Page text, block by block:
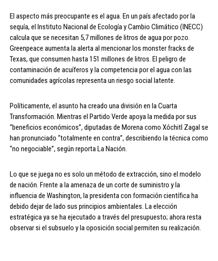
El aspecto más preocupante es el agua. En un país afectado por la
sequía, el Instituto Nacional de Ecología y Cambio Climático (INECC)
calcula que se necesitan 5,7 millones de litros de agua por pozo.
Greenpeace aumenta la alerta al mencionar los monster fracks de
Texas, que consumen hasta 151 millones de litros. El peligro de
contaminación de acuíferos y la competencia por el agua con las
comunidades agrícolas representa un riesgo social latente.
Políticamente, el asunto ha creado una división en la Cuarta
Transformación. Mientras el Partido Verde apoya la medida por sus
“beneficios económicos”, diputadas de Morena como Xóchitl Zagal se
han pronunciado “totalmente en contra”, describiendo la técnica como
“no negociable”, según reporta La Nación.
Lo que se juega no es solo un método de extracción, sino el modelo
de nación. Frente a la amenaza de un corte de suministro y la
influencia de Washington, la presidenta con formación científica ha
debido dejar de lado sus principios ambientales. La elección
estratégica ya se ha ejecutado a través del presupuesto; ahora resta
observar si el subsuelo y la oposición social permiten su realización.